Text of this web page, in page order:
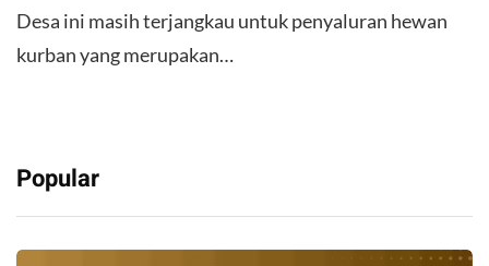
Desa ini masih terjangkau untuk penyaluran hewan
kurban yang merupakan…
Popular